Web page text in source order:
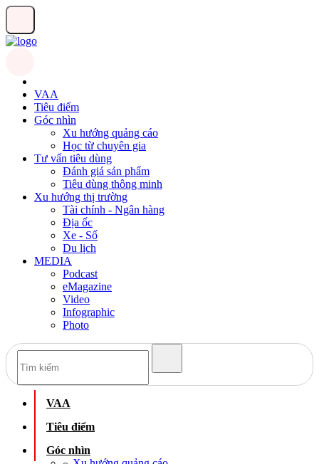
VAA
Tiêu điểm
Góc nhìn
Xu hướng quảng cáo
Học từ chuyên gia
Tư vấn tiêu dùng
Đánh giá sản phẩm
Tiêu dùng thông minh
Xu hướng thị trường
Tài chính - Ngân hàng
Địa ốc
Xe - Số
Du lịch
MEDIA
Podcast
eMagazine
Video
Infographic
Photo
VAA
Tiêu điểm
Góc nhìn